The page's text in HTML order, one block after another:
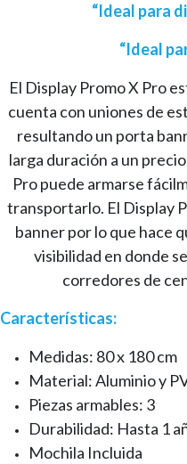
“Ideal para
“Ideal
El Display Promo X Pro
cuenta con uniones de
resultando un porta
larga duración a un
Pro puede armarse
transportarlo. El Display
banner por lo que hace
visibilidad en donde
corredores de
Características:
Medidas: 80 x 180 cm
Material: Aluminio y
Piezas armables: 3
Durabilidad: Hasta 1
Mochila Incluida